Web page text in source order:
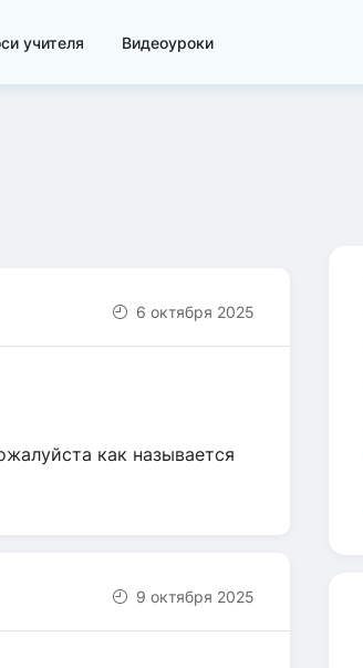
учителя Видеоуроки
6 октября 2025
как называется
9 октября 2025